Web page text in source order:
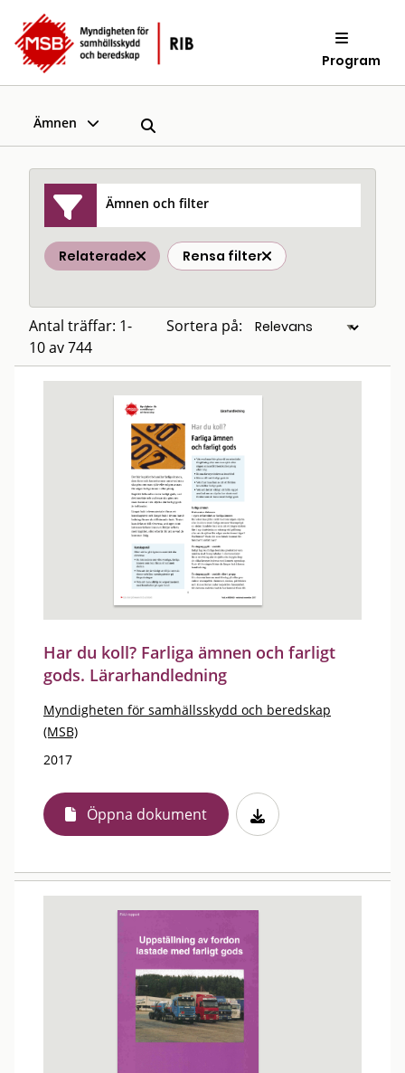
Program
Ämnen
Ämnen och filter
Relaterade Rensa filter
Antal träffar: 1-
10 av 744
Sortera på:
Har du koll? Farliga ämnen och farligt
gods. Lärarhandledning
Myndigheten för samhällsskydd och beredskap
(MSB)
2017
Öppna dokument